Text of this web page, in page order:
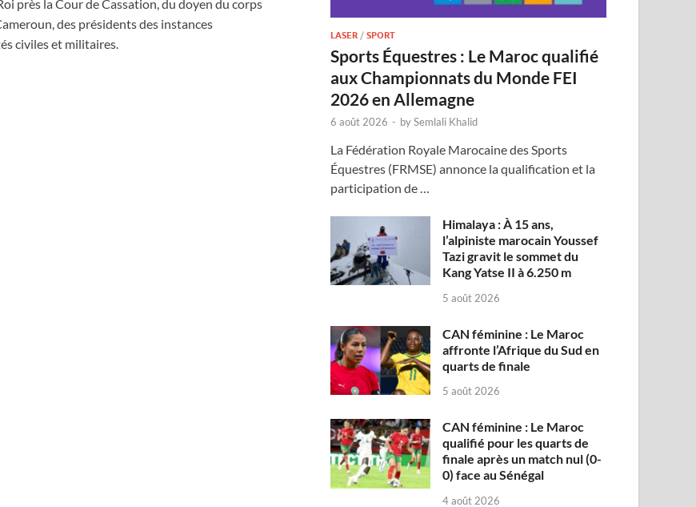
près la Cour de Cassation, du doyen du corps
des présidents des instances
civiles et militaires.
LASER /SPORT
Sports Équestres : Le Maroc qualifié
aux Championnats du Monde FEI
2026 en Allemagne
6 août 2026 - bySemlali Khalid
La Fédération Royale Marocaine des Sports
Équestres (FRMSE) annonce la qualification et la
participation de …
Himalaya : À 15 ans,
l’alpiniste marocain Youssef
Tazi gravit le sommet du
Kang Yatse II à 6.250 m
5 août 2026
CAN féminine : Le Maroc
affronte l’Afrique du Sud en
quarts de finale
5 août 2026
CAN féminine : Le Maroc
qualifié pour les quarts de
finale après un match nul (0-
0) face au Sénégal
4 août 2026